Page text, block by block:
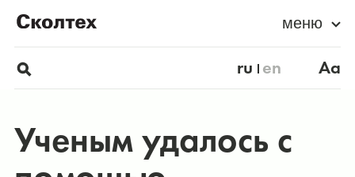
меню
ru en Aa
Ученым удалось с